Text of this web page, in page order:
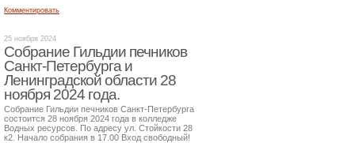
Комментировать
25 ноября 2024
Собрание Гильдии печников
Санкт-Петербурга и
Ленинградской области 28
ноября 2024 года.
Собрание Гильдии печников Санкт-Петербурга
состоится 28 ноября 2024 года в колледже
Водных ресурсов. По адресу ул. Стойкости 28
к2. Начало собрания в 17.00 Вход свободный!